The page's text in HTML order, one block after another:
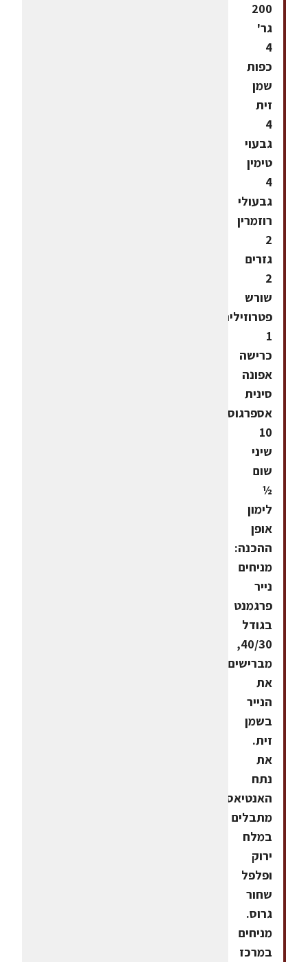
200
גר'
4
כפות
שמן
זית
4
גבעוי
טימין
4
גבעולי
רוזמרין
2
גזרים
2
שורש
פטרוזיליה
1
כרישה
אפונה
סינית
אספרגוס
10
שיני
שום
½
לימון
אופן
ההכנה:
מניחים
נייר
פרגמנט
בגודל
40/30,
מברישים
את
הנייר
בשמן
זית.
את
נתח
האנטיאס
מתבלים
במלח
ירוק
ופלפל
שחור
גרוס.
מניחים
במרכז